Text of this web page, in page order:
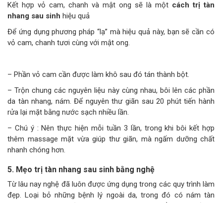
Kết hợp vỏ cam, chanh và mật ong sẽ là một cách trị tàn
nhang sau sinh hiệu quả
Để ứng dụng phương pháp “lạ” mà hiệu quả này, bạn sẽ cần có
vỏ cam, chanh tươi cùng với mật ong.
– Phần vỏ cam cần được làm khô sau đó tán thành bột.
– Trộn chung các nguyên liệu này cùng nhau, bôi lên các phần
da tàn nhang, nám. Để nguyên thư giãn sau 20 phút tiến hành
rửa lại mặt bằng nước sạch nhiều lần.
– Chú ý : Nên thực hiện mỗi tuần 3 lần, trong khi bôi kết hợp
thêm massage mặt vừa giúp thư giãn, mà ngấm dưỡng chất
nhanh chóng hơn.
5. Mẹo trị tàn nhang sau sinh bằng nghệ
Từ lâu nay nghệ đã luôn được ứng dụng trong các quy trình làm
đẹp. Loại bỏ những bệnh lý ngoài da, trong đó có nám tàn